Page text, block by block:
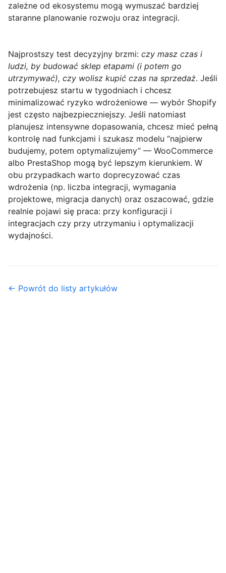
zależne od ekosystemu mogą wymuszać bardziej
staranne planowanie rozwoju oraz integracji.
Najprostszy test decyzyjny brzmi: czy masz czas i
ludzi, by budować sklep etapami (i potem go
utrzymywać), czy wolisz kupić czas na sprzedaż. Jeśli
potrzebujesz startu w tygodniach i chcesz
minimalizować ryzyko wdrożeniowe — wybór Shopify
jest często najbezpieczniejszy. Jeśli natomiast
planujesz intensywne dopasowania, chcesz mieć pełną
kontrolę nad funkcjami i szukasz modelu “najpierw
budujemy, potem optymalizujemy” — WooCommerce
albo PrestaShop mogą być lepszym kierunkiem. W
obu przypadkach warto doprecyzować czas
wdrożenia (np. liczba integracji, wymagania
projektowe, migracja danych) oraz oszacować, gdzie
realnie pojawi się praca: przy konfiguracji i
integracjach czy przy utrzymaniu i optymalizacji
wydajności.
← Powrót do listy artykułów